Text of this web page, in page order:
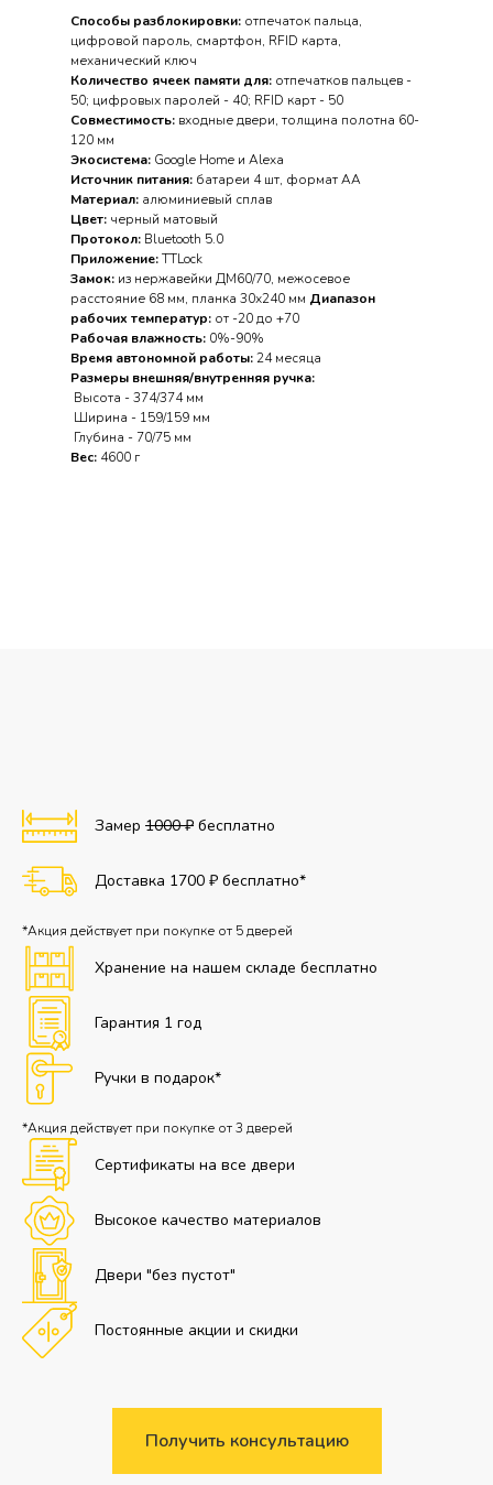
Способы разблокировки: отпечаток пальца,
цифровой пароль, смартфон, RFID карта,
механический ключ
Количество ячеек памяти для: отпечатков пальцев -
50; цифровых паролей - 40; RFID карт - 50
Совместимость: входные двери, толщина полотна 60-
120 мм
Экосистема: Google Home и Alexa
Источник питания: батареи 4 шт, формат AA
Материал: алюминиевый сплав
Цвет: черный матовый
Протокол: Bluetooth 5.0
Приложение:TTLock
Замок: из нержавейки ДМ60/70, межосевое
расстояние 68 мм, планка 30х240 мм Диапазон
рабочих температур: от -20 до +70
Рабочая влажность: 0%-90%
Время автономной работы:24 месяца
Размеры внешняя/внутренняя ручка:
Высота - 374/374 мм
Ширина - 159/159 мм
Глубина - 70/75 мм
Вес: 4600 г
Замер 1000 ₽ бесплатно
Доставка 1700 ₽ бесплатно*
*Акция действует при покупке от 5 дверей
Хранение на нашем складе бесплатно
Гарантия 1 год
Ручки в подарок*
*Акция действует при покупке от 3 дверей
Сертификаты на все двери
Высокое качество материалов
Двери "без пустот"
Постоянные акции и скидки
Получить консультацию